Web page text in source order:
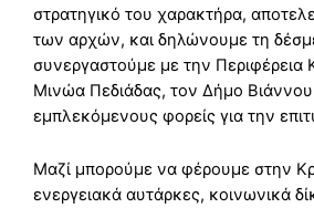
στρατηγικό του χαρακτήρα,
των αρχών, και δηλώνουμε τη
συνεργαστούμε με την Περιφέρεια
Μινώα Πεδιάδας, τον Δήμο
εμπλεκόμενους φορείς για την
Μαζί μπορούμε να φέρουμε στην
ενεργειακά αυτάρκες, κοινωνικά